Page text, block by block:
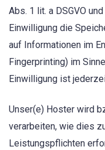
Abs. 1 lit. a DSGVO
Einwilligung die
auf Informationen im
Fingerprinting) im
Einwilligung ist
Unser(e) Hoster wird
verarbeiten, wie dies
Leistungspflichten